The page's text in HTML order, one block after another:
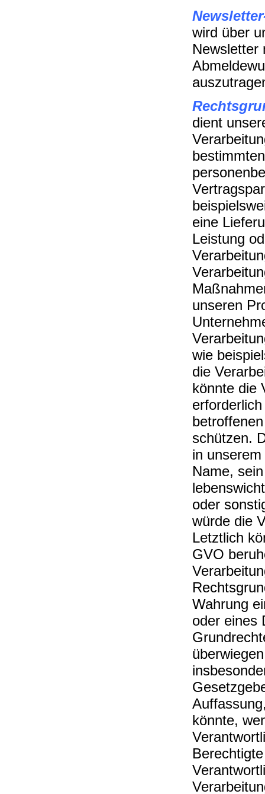
wird über
Newsletter
dient
eine
Leistung
unseren
wie
die
könnte die
schützen.
in
Name,
oder
würde die
Letztlich
GVO
Wahrung
oder eines
könnte,